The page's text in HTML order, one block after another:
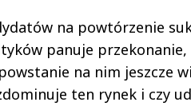
na powtórzenie
panuje
na nim jeszcze
ten rynek i czy